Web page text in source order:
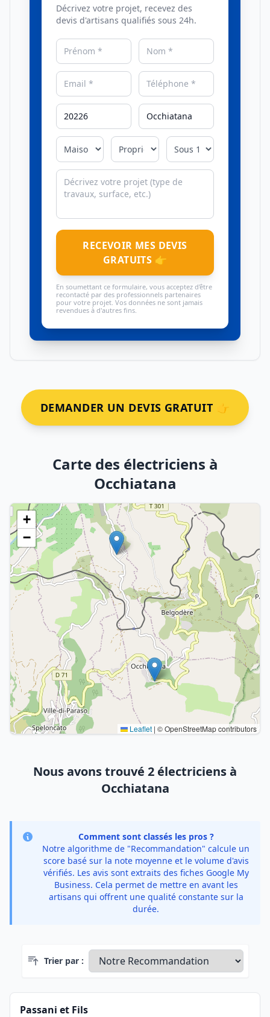
Décrivez votre projet, recevez des
devis d'artisans qualifiés sous 24h.
RECEVOIR MES DEVIS
GRATUITS 👉
En soumettant ce formulaire, vous acceptez d'être
recontacté par des professionnels partenaires
pour votre projet. Vos données ne sont jamais
revendues à d'autres fins.
DEMANDER UN DEVIS GRATUIT 👉
Carte des électriciens à
Occhiatana
+
−
Leaflet | © OpenStreetMap contributors
Nous avons trouvé 2 électriciens à
Occhiatana
Comment sont classés les pros ?
Notre algorithme de "Recommandation" calcule un
score basé sur la note moyenne et le volume d'avis
vérifiés. Les avis sont extraits des fiches Google My
Business. Cela permet de mettre en avant les
artisans qui offrent une qualité constante sur la
durée.
Trier par :
Passani et Fils